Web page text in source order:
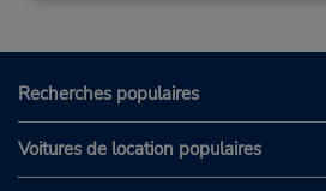
Recherches populaires
Voitures de location populaires